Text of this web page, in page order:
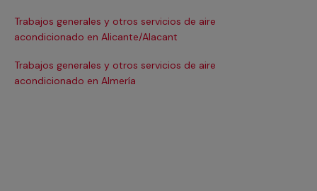
Trabajos generales y otros servicios de aire
acondicionado en Alicante/Alacant
Trabajos generales y otros servicios de aire
acondicionado en Almería